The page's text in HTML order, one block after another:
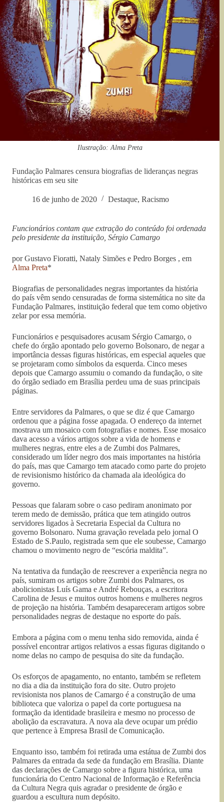
Ilustração: Alma Preta
Fundação Palmares censura biografias de lideranças negras
históricas em seu site
16 de junho de 2020 Destaque, Racismo
Funcionários contam que extração do conteúdo foi ordenada
pelo presidente da instituição, Sérgio Camargo
por Gustavo Fioratti, Nataly Simões e Pedro Borges , em
Alma Preta*
Biografias de personalidades negras importantes da história
do país vêm sendo censuradas de forma sistemática no site da
Fundação Palmares, instituição federal que tem como objetivo
zelar por essa memória.
Funcionários e pesquisadores acusam Sérgio Camargo, o
chefe do órgão apontado pelo governo Bolsonaro, de negar a
importância dessas figuras históricas, em especial aqueles que
se projetaram como símbolos da esquerda. Cinco meses
depois que Camargo assumiu o comando da fundação, o site
do órgão sediado em Brasília perdeu uma de suas principais
páginas.
Entre servidores da Palmares, o que se diz é que Camargo
ordenou que a página fosse apagada. O endereço da internet
mostrava um mosaico com fotografias e nomes. Esse mosaico
dava acesso a vários artigos sobre a vida de homens e
mulheres negras, entre eles a de Zumbi dos Palmares,
considerado um líder negro dos mais importantes na história
do país, mas que Camargo tem atacado como parte do projeto
de revisionismo histórico da chamada ala ideológica do
governo.
Pessoas que falaram sobre o caso pediram anonimato por
terem medo de demissão, prática que tem atingido outros
servidores ligados à Secretaria Especial da Cultura no
governo Bolsonaro. Numa gravação revelada pelo jornal O
Estado de S.Paulo, registrada sem que ele soubesse, Camargo
chamou o movimento negro de “escória maldita”.
Na tentativa da fundação de reescrever a experiência negra no
país, sumiram os artigos sobre Zumbi dos Palmares, os
abolicionistas Luís Gama e André Rebouças, a escritora
Carolina de Jesus e muitos outros homens e mulheres negros
de projeção na história. Também desapareceram artigos sobre
personalidades negras de destaque no esporte do país.
Embora a página com o menu tenha sido removida, ainda é
possível encontrar artigos relativos a essas figuras digitando o
nome delas no campo de pesquisa do site da fundação.
Os esforços de apagamento, no entanto, também se refletem
no dia a dia da instituição fora do site. Outro projeto
revisionista nos planos de Camargo é a construção de uma
biblioteca que valoriza o papel da corte portuguesa na
formação da identidade brasileira e mesmo no processo de
abolição da escravatura. A nova ala deve ocupar um prédio
que pertence à Empresa Brasil de Comunicação.
Enquanto isso, também foi retirada uma estátua de Zumbi dos
Palmares da entrada da sede da fundação em Brasília. Diante
das declarações de Camargo sobre a figura histórica, uma
funcionária do Centro Nacional de Informação e Referência
da Cultura Negra quis agradar o presidente de órgão e
guardou a escultura num depósito.